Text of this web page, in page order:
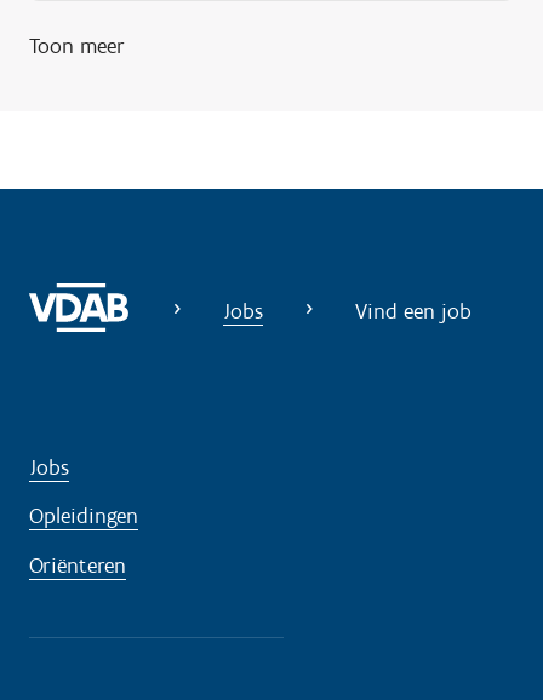
Toon meer
Jobs Vind een job
Jobs
Opleidingen
Oriënteren